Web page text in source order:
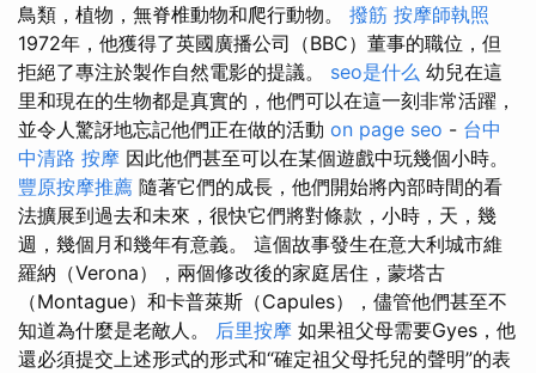
鳥類，植物，無脊椎動物和爬行動物。 撥筋 按摩師執照
1972年，他獲得了英國廣播公司（BBC）董事的職位，但
拒絕了專注於製作自然電影的提議。 seo是什么 幼兒在這
里和現在的生物都是真實的，他們可以在這一刻非常活躍，
並令人驚訝地忘記他們正在做的活動 on page seo - 台中
中清路 按摩 因此他們甚至可以在某個遊戲中玩幾個小時。
豐原按摩推薦 隨著它們的成長，他們開始將內部時間的看
法擴展到過去和未來，很快它們將對條款，小時，天，幾
週，幾個月和幾年有意義。 這個故事發生在意大利城市維
羅納（Verona），兩個修改後的家庭居住，蒙塔古
（Montague）和卡普萊斯（Capules），儘管他們甚至不
知道為什麼是老敵人。 后里按摩 如果祖父母需要Gyes，他
還必須提交上述形式的形式和“確定祖父母托兒的聲明”的表